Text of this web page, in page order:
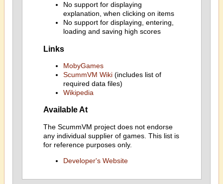
No support for displaying
explanation, when clicking on items
No support for displaying, entering,
loading and saving high scores
Links
MobyGames
ScummVM Wiki(includes list of
required data files)
Wikipedia
Available At
The ScummVM project does not endorse
any individual supplier of games. This list is
for reference purposes only.
Developer's Website